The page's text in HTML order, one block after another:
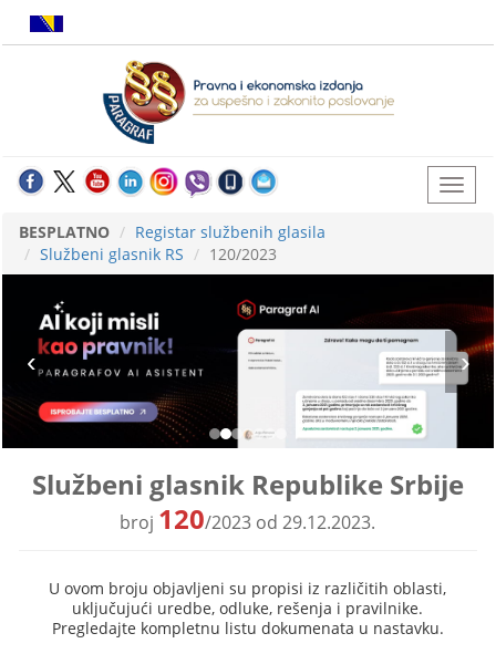
BESPLATNO
Registar službenih glasila
Službeni glasnik RS
120/2023
Službeni glasnik Republike Srbije
broj 120/2023 od 29.12.2023.
U ovom broju objavljeni su propisi iz različitih oblasti,
uključujući uredbe, odluke, rešenja i pravilnike.
Pregledajte kompletnu listu dokumenata u nastavku.